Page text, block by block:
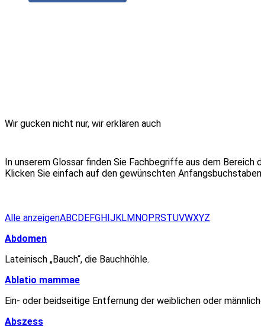
Wir gucken nicht nur, wir erklären auch
In unserem Glossar finden Sie Fachbegriffe aus dem
Klicken Sie einfach auf den gewünschten
Alle anzeigenABCDEFGHIJKLMNOPRSTUVWXYZ
Abdomen
Lateinisch „Bauch“, die Bauchhöhle.
Ablatio mammae
Ein- oder beidseitige Entfernung der weiblichen oder
Abszess